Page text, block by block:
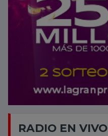
RADIO EN VIVO